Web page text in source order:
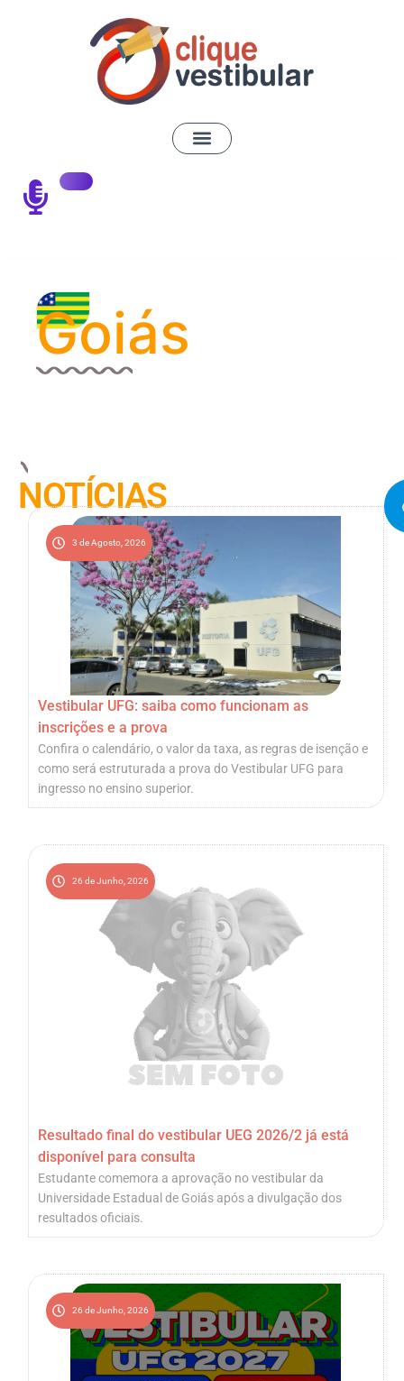
Goiás
NOTÍCIAS
3 de Agosto, 2026
Vestibular UFG: saiba como funcionam as
inscrições e a prova
Confira o calendário, o valor da taxa, as regras de isenção e
como será estruturada a prova do Vestibular UFG para
ingresso no ensino superior.
26 de Junho, 2026
Resultado final do vestibular UEG 2026/2 já está
disponível para consulta
Estudante comemora a aprovação no vestibular da
Universidade Estadual de Goiás após a divulgação dos
resultados oficiais.
26 de Junho, 2026